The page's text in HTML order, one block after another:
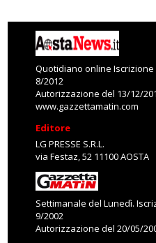
Quotidiano online
8/2012
Autorizzazione del 13/12/
www.gazzettamatin.com
Editore
LG PRESSE S.R.L.
via Festaz, 52 11100 AOSTA
Settimanale del Lunedì.
9/2002
Autorizzazione del 20/05/